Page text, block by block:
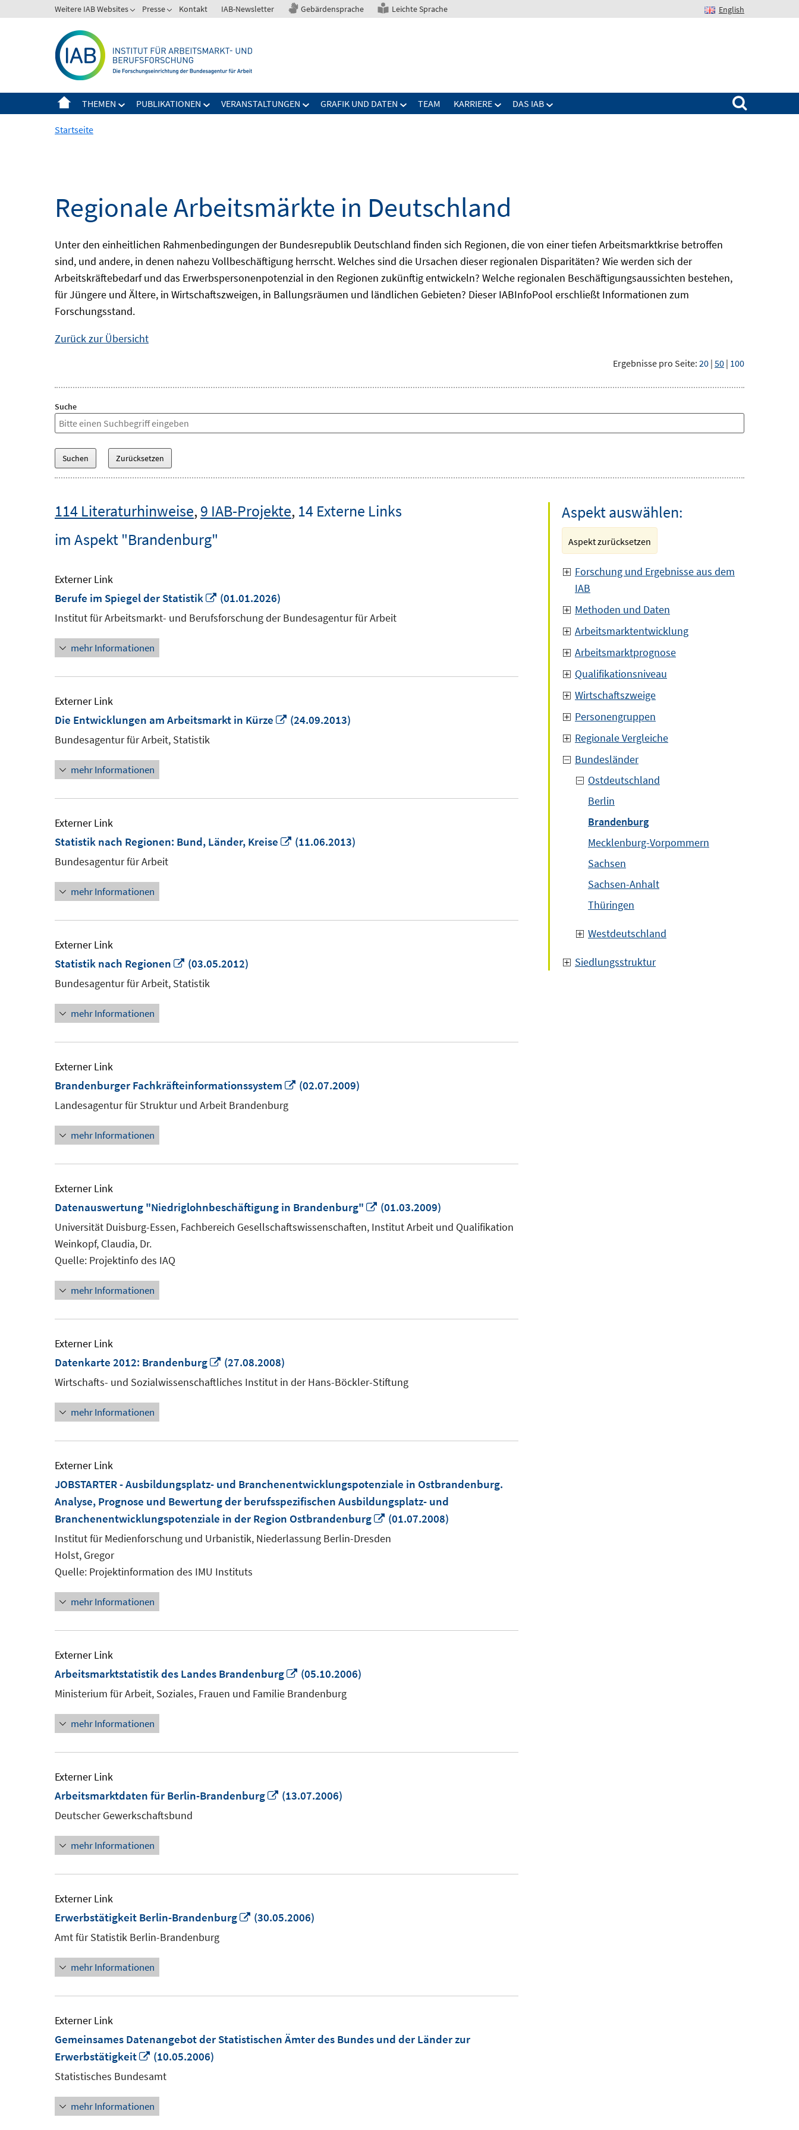
zum
Weitere IAB Websites Presse Kontakt IAB-Newsletter Gebärdensprache Leichte Sprache English
THEMEN PUBLIKATIONEN VERANSTALTUNGEN GRAFIK UND DATEN TEAM KARRIERE DAS IAB
Suchen nach:
Startseite
Regionale Arbeitsmärkte in Deutschland
Unter den einheitlichen Rahmenbedingungen der Bundesrepublik Deutschland finden sich Regionen, die von einer tiefen Arbeitsmarktkrise betroffen
sind, und andere, in denen nahezu Vollbeschäftigung herrscht. Welches sind die Ursachen dieser regionalen Disparitäten? Wie werden sich der
Arbeitskräftebedarf und das Erwerbspersonenpotenzial in den Regionen zukünftig entwickeln? Welche regionalen Beschäftigungsaussichten bestehen,
für Jüngere und Ältere, in Wirtschaftszweigen, in Ballungsräumen und ländlichen Gebieten? DieserIABInfoPool erschließt Informationen zum
Forschungsstand.
Zurück zur Übersicht
Ergebnisse pro Seite: 20 | 50 | 100
Suche
114 Literaturhinweise,9 IAB-Projekte, 14 Externe Links
im Aspekt "Brandenburg"
Externer Link
Berufe im Spiegel der Statistik
In
neuem
(01.01.2026)
Institut für Arbeitsmarkt- und Berufsforschung der Bundesagentur für Arbeit
mehr Informationen
Externer Link
Die Entwicklungen am Arbeitsmarkt in Kürze
In
(24.09.2013)
Bundesagentur für Arbeit, Statistik
mehr Informationen
Externer Link
Statistik nach Regionen: Bund, Länder, Kreise
In
(11.06.2013)
Bundesagentur für Arbeit
mehr Informationen
Externer Link
Statistik nach Regionen
In
neuem
(03.05.2012)
Bundesagentur für Arbeit, Statistik
mehr Informationen
Externer Link
Brandenburger Fachkräfteinformationssystem
In
(02.07.2009)
Landesagentur für Struktur und Arbeit Brandenburg
mehr Informationen
Externer Link
Datenauswertung "Niedriglohnbeschäftigung in Brandenburg"
In
neuem
(01.03.2009)
Universität Duisburg-Essen, Fachbereich Gesellschaftswissenschaften, Institut Arbeit und Qualifikation
Weinkopf, Claudia, Dr.
Quelle: Projektinfo des IAQ
mehr Informationen
Externer Link
Datenkarte 2012: Brandenburg
In
neuem
(27.08.2008)
Wirtschafts- und Sozialwissenschaftliches Institut in der Hans-Böckler-Stiftung
mehr Informationen
Externer Link
JOBSTARTER - Ausbildungsplatz- und Branchenentwicklungspotenziale in Ostbrandenburg.
Analyse, Prognose und Bewertung der berufsspezifischen Ausbildungsplatz- und
Branchenentwicklungspotenziale in der Region Ostbrandenburg
In
neuem
(01.07.2008)
Institut für Medienforschung und Urbanistik, Niederlassung Berlin-Dresden
Holst, Gregor
Quelle: Projektinformation des IMU Instituts
mehr Informationen
Externer Link
Arbeitsmarktstatistik des Landes Brandenburg
In
neuem
(05.10.2006)
Ministerium für Arbeit, Soziales, Frauen und Familie Brandenburg
mehr Informationen
Externer Link
Arbeitsmarktdaten für Berlin-Brandenburg
In
(13.07.2006)
Deutscher Gewerkschaftsbund
mehr Informationen
Externer Link
Erwerbstätigkeit Berlin-Brandenburg
In
(30.05.2006)
Amt für Statistik Berlin-Brandenburg
mehr Informationen
Externer Link
Gemeinsames Datenangebot der Statistischen Ämter des Bundes und der Länder zur
Erwerbstätigkeit
In
neuem
öffnen
(10.05.2006)
Statistisches Bundesamt
mehr Informationen
Aspekt auswählen:
Aspekt zurücksetzen
Forschung und Ergebnisse aus dem
IAB
Methoden und Daten
Arbeitsmarktentwicklung
Arbeitsmarktprognose
Qualifikationsniveau
Wirtschaftszweige
Personengruppen
Regionale Vergleiche
Bundesländer
Ostdeutschland
Berlin
Brandenburg
Mecklenburg-Vorpommern
Sachsen
Sachsen-Anhalt
Thüringen
Westdeutschland
Siedlungsstruktur